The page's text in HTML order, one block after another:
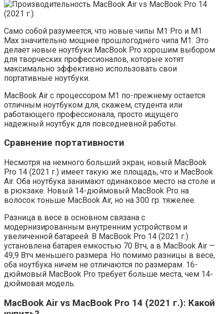
Само собой разумеется, что новые чипы M1 Pro и M1
Max значительно мощнее прошлогоднего чипа M1. Это
делает новые ноутбуки MacBook Pro хорошим выбором
для творческих профессионалов, которые хотят
максимально эффективно использовать свои
портативные ноутбуки.
MacBook Air с процессором M1 по-прежнему остается
отличным ноутбуком для, скажем, студента или
работающего профессионала, просто ищущего
надежный ноутбук для повседневной работы.
Сравнение портативности
Несмотря на немного больший экран, новый MacBook
Pro 14 (2021 г.) имеет такую ​​же площадь, что и MacBook
Air. Оба ноутбука занимают одинаковое место на столе и
в рюкзаке. Новый 14-дюймовый MacBook Pro на
волосок тоньше MacBook Air, но на 300 гр. тяжелее.
Разница в весе в основном связана с
модернизированным внутренним устройством и
увеличенной батареей. В MacBook Pro 14 (2021 г.)
установлена ​​батарея емкостью 70 Втч, а в MacBook Air —
49,9 Втч меньшего размера. Но помимо разницы в весе,
оба ноутбука ничем не отличаются по размерам. 16-
дюймовый MacBook Pro требует больше места, чем 14-
дюймовая модель.
MacBook Air vs MacBook Pro 14 (2021 г.): Какой